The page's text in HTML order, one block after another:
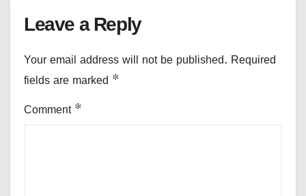
Leave a Reply
Your email address will not be published. Required
fields are marked *
Comment *